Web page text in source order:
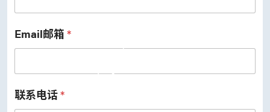
Email邮箱 *
联系电话*